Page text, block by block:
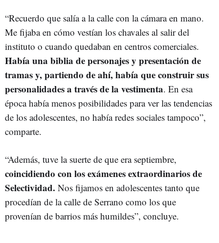
“Recuerdo que salía a la calle con la cámara en mano.
Me fijaba en cómo vestían los chavales al salir del
instituto o cuando quedaban en centros comerciales.
Había una biblia de personajes y presentación de
tramas y, partiendo de ahí, había que construir sus
personalidades a través de la vestimenta. En esa
época había menos posibilidades para ver las tendencias
de los adolescentes, no había redes sociales tampoco”,
comparte.
“Además, tuve la suerte de que era septiembre,
coincidiendo con los exámenes extraordinarios de
Selectividad. Nos fijamos en adolescentes tanto que
procedían de la calle de Serrano como los que
provenían de barrios más humildes”, concluye.